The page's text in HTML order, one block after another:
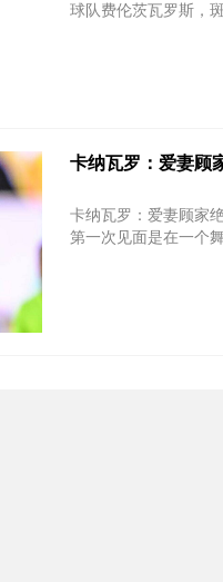
球队费伦茨瓦罗斯，
卡纳瓦罗：爱妻顾
卡纳瓦罗：爱妻顾家
第一次见面是在一个